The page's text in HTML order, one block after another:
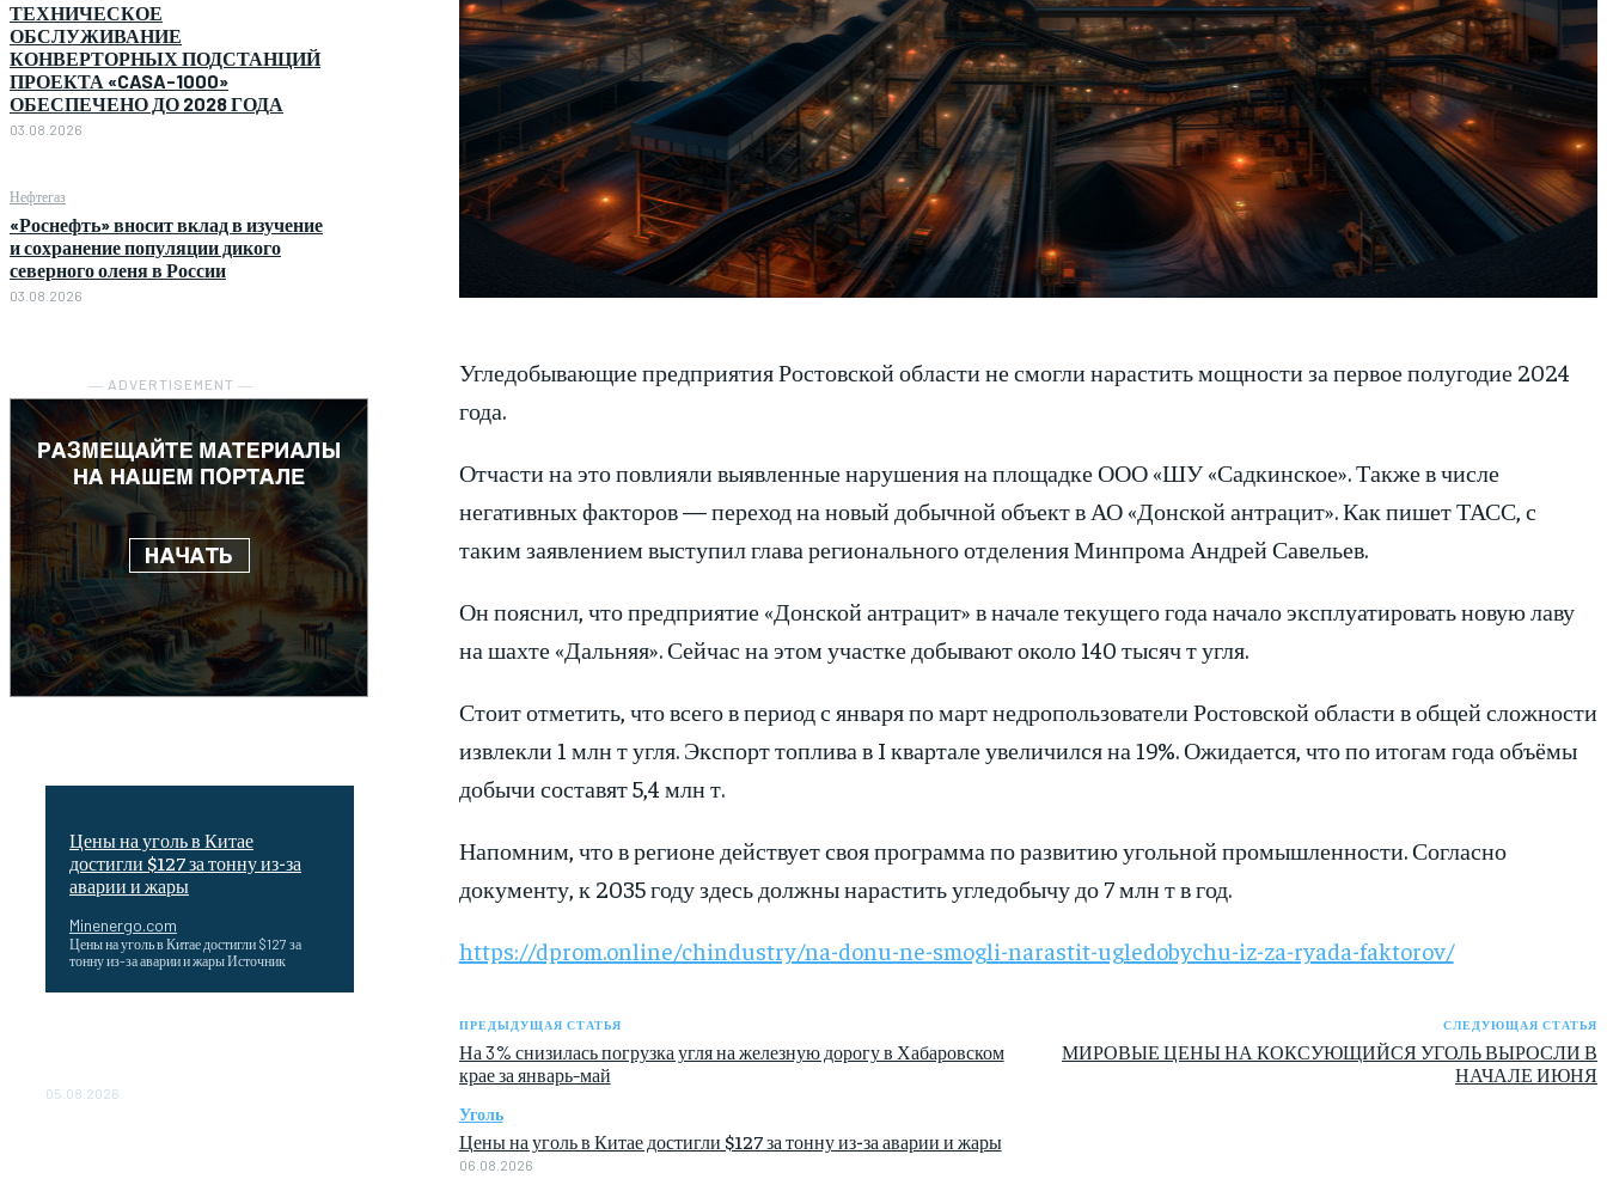
ТЕХНИЧЕСКОЕ
ОБСЛУЖИВАНИЕ
КОНВЕРТОРНЫХ ПОДСТАНЦИЙ
ПРОЕКТА «CASA-1000»
ОБЕСПЕЧЕНО ДО 2028 ГОДА
03.08.2026
Нефтегаз
«Роснефть» вносит вклад в изучение
и сохранение популяции дикого
северного оленя в России
03.08.2026
― ADVERTISEMENT ―
Цены на уголь в Китае
достигли $127 за тонну из-за
аварии и жары
Minenergo.com
Цены на уголь в Китае достигли $127 за
тонну из-за аварии и жары Источник
05.08.2026
Угледобывающие предприятия Ростовской области не смогли нарастить мощности за первое полугодие 2024
года.
Отчасти на это повлияли выявленные нарушения на площадке ООО «ШУ «Садкинское». Также в числе
негативных факторов — переход на новый добычной объект в АО «Донской антрацит». Как пишет ТАСС, с
таким заявлением выступил глава регионального отделения Минпрома Андрей Савельев.
Он пояснил, что предприятие «Донской антрацит» в начале текущего года начало эксплуатировать новую лаву
на шахте «Дальняя». Сейчас на этом участке добывают около 140 тысяч т угля.
Стоит отметить, что всего в период с января по март недропользователи Ростовской области в общей сложности
извлекли 1 млн т угля. Экспорт топлива в I квартале увеличился на 19%. Ожидается, что по итогам года объёмы
добычи составят 5,4 млн т.
Напомним, что в регионе действует своя программа по развитию угольной промышленности. Согласно
документу, к 2035 году здесь должны нарастить угледобычу до 7 млн т в год.
https://dprom.online/chindustry/na-donu-ne-smogli-narastit-ugledobychu-iz-za-ryada-faktorov/
ПРЕДЫДУЩАЯ СТАТЬЯ
На 3% снизилась погрузка угля на железную дорогу в Хабаровском
крае за январь-май
СЛЕДУЮЩАЯ СТАТЬЯ
МИРОВЫЕ ЦЕНЫ НА КОКСУЮЩИЙСЯ УГОЛЬ ВЫРОСЛИ В
НАЧАЛЕ ИЮНЯ
Уголь
Цены на уголь в Китае достигли $127 за тонну из-за аварии и жары
06.08.2026